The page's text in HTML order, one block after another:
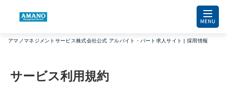
アマノマネジメントサービス株式会社公式 アルバイト・パート求人サイト | 採用情報
サービス利用規約